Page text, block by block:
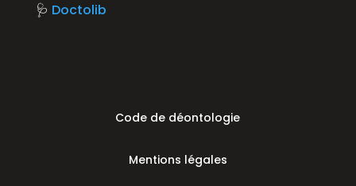
🩺 Doctolib
Code de déontologie
Mentions légales